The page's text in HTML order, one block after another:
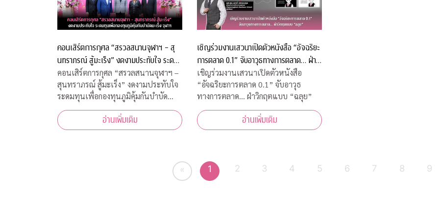
คอนเสิร์ตการกุศล “สรวลสนานจุฬาฯ – สุ
นทราภรณ์ สู้มะเร็ง” งดงามประทับใจ ระดม
ทุนเพื่อกองทุนภูมิคุ้มกันบำบัดมะเร็ง จุฬาฯ
คอนเสิร์ตการกุศล “สรวลสนานจุฬาฯ –
สุนทราภรณ์ สู้มะเร็ง” งดงามประทับใจ
ระดมทุนเพื่อกองทุนภูมิคุ้มกันบำบัด
มะเร็ง จุฬาฯ
อ่านเพิ่มเติม
เชิญร่วมงานเสวนาเปิดตัวหนังสือ “อัจฉริยะ
การตลาด 0.1” จับอาวุธทางการตลาด… ฝ่า
วิกฤตแบบ “ฉลุย”
เชิญร่วมงานเสวนาเปิดตัวหนังสือ
“อัจฉริยะการตลาด 0.1” จับอาวุธ
ทางการตลาด… ฝ่าวิกฤตแบบ “ฉลุย”
อ่านเพิ่มเติม
« 1 2 3 4 5 6 7 8 9